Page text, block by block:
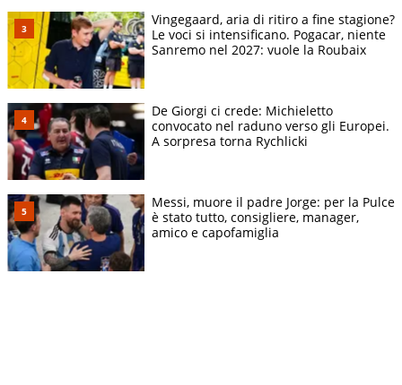
Vingegaard, aria di ritiro a fine stagione?
Le voci si intensificano. Pogacar, niente
Sanremo nel 2027: vuole la Roubaix
De Giorgi ci crede: Michieletto
convocato nel raduno verso gli Europei.
A sorpresa torna Rychlicki
Messi, muore il padre Jorge: per la Pulce
è stato tutto, consigliere, manager,
amico e capofamiglia